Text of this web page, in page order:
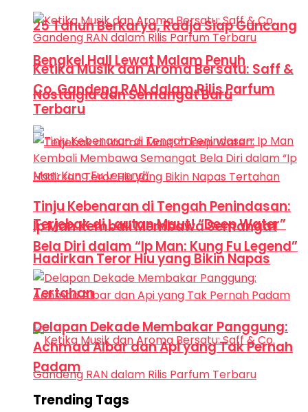
25 Tahun Berkarya, Radja Siap Guncang
Bengkel Hall Lewat Malam Penuh
Nostalgia dan Semangat Baru
Terjebak di Lautan Maut! “Deep Water”
Hadirkan Teror Hiu yang Bikin Napas
Tertahan
Ketika Musik dan Aroma Bersatu: Saff &
Co. Gandeng RAN dalam Rilis Parfum
Terbaru
Tinju Kebenaran di Tengah Penindasan:
Ip Man Kembali Membawa Semangat
Bela Diri dalam “Ip Man: Kung Fu Legend”
Delapan Dekade Membakar Panggung:
Achmad Albar dan Api yang Tak Pernah
Padam
Trending Tags